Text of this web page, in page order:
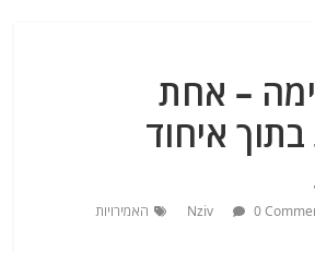
– אחת
בתוך איחוד
Nziv 0 האמירויות